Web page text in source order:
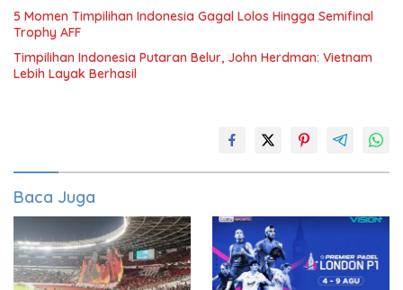
5 Momen Timpilihan Indonesia Gagal Lolos Hingga Semifinal
Trophy AFF
Timpilihan Indonesia Putaran Belur, John Herdman: Vietnam
Lebih Layak Berhasil
Baca Juga